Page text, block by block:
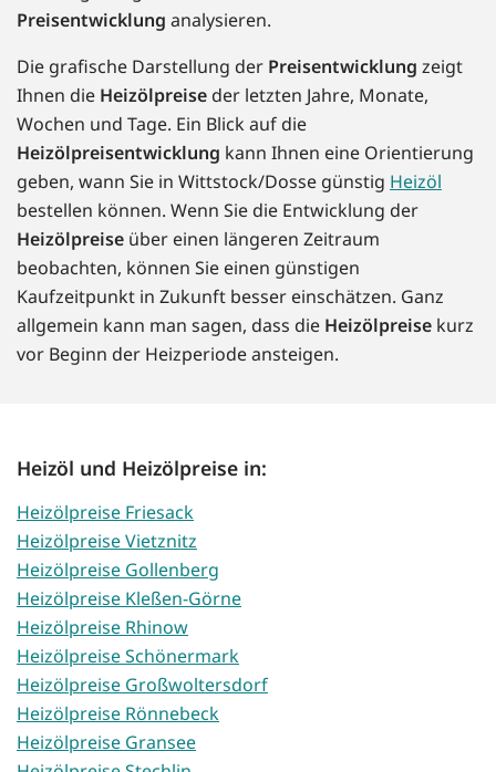
Preisentwicklung analysieren.
Die grafische Darstellung der Preisentwicklung zeigt
Ihnen die Heizölpreise der letzten Jahre, Monate,
Wochen und Tage. Ein Blick auf die
Heizölpreisentwicklung kann Ihnen eine Orientierung
geben, wann Sie in Wittstock/Dosse günstig Heizöl
bestellen können. Wenn Sie die Entwicklung der
Heizölpreise über einen längeren Zeitraum
beobachten, können Sie einen günstigen
Kaufzeitpunkt in Zukunft besser einschätzen. Ganz
allgemein kann man sagen, dass die Heizölpreise kurz
vor Beginn der Heizperiode ansteigen.
Heizöl und Heizölpreise in:
Heizölpreise Friesack
Heizölpreise Vietznitz
Heizölpreise Gollenberg
Heizölpreise Kleßen-Görne
Heizölpreise Rhinow
Heizölpreise Schönermark
Heizölpreise Großwoltersdorf
Heizölpreise Rönnebeck
Heizölpreise Gransee